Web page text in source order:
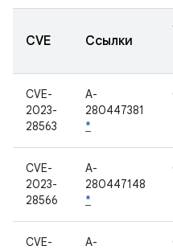
CVE Ссылки
CVE-
2023-
28563
A-
280447381
*
CVE-
2023-
28566
A-
280447148
*
CVE-
A-